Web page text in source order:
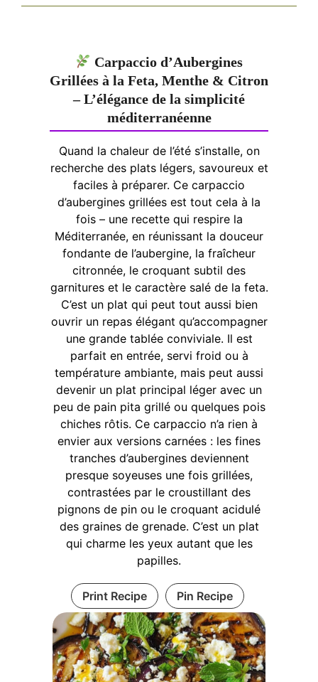
Carpaccio d’Aubergines
Grillées à la Feta, Menthe & Citron
– L’élégance de la simplicité
méditerranéenne
Quand la chaleur de l’été s’installe, on
recherche des plats légers, savoureux et
faciles à préparer. Ce carpaccio
d’aubergines grillées est tout cela à la
fois – une recette qui respire la
Méditerranée, en réunissant la douceur
fondante de l’aubergine, la fraîcheur
citronnée, le croquant subtil des
garnitures et le caractère salé de la feta.
C’est un plat qui peut tout aussi bien
ouvrir un repas élégant qu’accompagner
une grande tablée conviviale. Il est
parfait en entrée, servi froid ou à
température ambiante, mais peut aussi
devenir un plat principal léger avec un
peu de pain pita grillé ou quelques pois
chiches rôtis. Ce carpaccio n’a rien à
envier aux versions carnées : les fines
tranches d’aubergines deviennent
presque soyeuses une fois grillées,
contrastées par le croustillant des
pignons de pin ou le croquant acidulé
des graines de grenade. C’est un plat
qui charme les yeux autant que les
papilles.
Print Recipe Pin Recipe